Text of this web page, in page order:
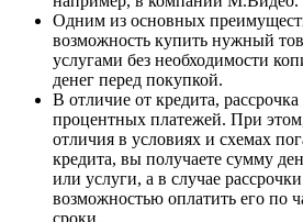
Одним из основных
возможность купить нужный
услугами без необходимости
денег перед покупкой.
В отличие от кредита,
процентных платежей. При
отличия в условиях и схемах
кредита, вы получаете сумму
или услуги, а в случае
возможностью оплатить его по
сроки.